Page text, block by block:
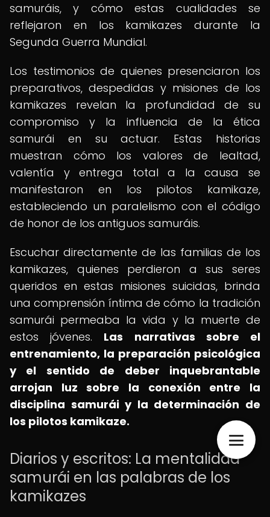
samuráis, y cómo estas cualidades se
reflejaron en los kamikazes durante la
Segunda Guerra Mundial.
Los testimonios de quienes presenciaron los
preparativos, despedidas y misiones de los
kamikazes revelan la profundidad de su
compromiso y la influencia de la ética
samurái en su actuar. Estas historias
muestran cómo los valores de lealtad,
valentía y entrega total a la causa se
manifestaron en los pilotos kamikaze,
estableciendo un paralelismo con el código
de honor de los antiguos samuráis.
Escuchar directamente de las familias de los
kamikazes, quienes perdieron a sus seres
queridos en estas misiones suicidas, brinda
una comprensión íntima de cómo la tradición
samurái permeaba la vida y la muerte de
estos jóvenes. Las narrativas sobre el
entrenamiento, la preparación psicológica
y el sentido de deber inquebrantable
arrojan luz sobre la conexión entre la
disciplina samurái y la determinación de
los pilotos kamikaze.
Diarios y escritos: La mentalidad
samurái en las palabras de los
kamikazes